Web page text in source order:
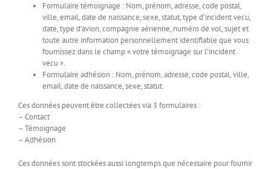
Formulaire témoignage : Nom, prénom, adresse, code postal,
ville, email, date de naissance, sexe, statut, type d’incident vecu,
date, type d’avion, compagnie aérienne, numéro de vol, sujet et
toute autre information personnellement identifiable que vous
fournissez dans le champ « votre témoignage sur l’incident
vecu ».
Formulaire adhésion : Nom, prénom, adresse, code postal, ville,
email, date de naissance, sexe, statut.
Ces données peuvent être collectées via 3 formulaires :
– Contact
– Témoignage
– Adhésion
Ces données sont stockées aussi longtemps que nécessaire pour fournir